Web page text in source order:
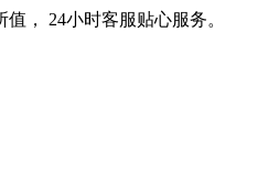
， 24小时客服贴心服务。